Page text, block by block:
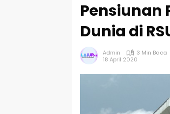
Pensiunan
Dunia di
Admin
3 Min Baca
18 April 2020